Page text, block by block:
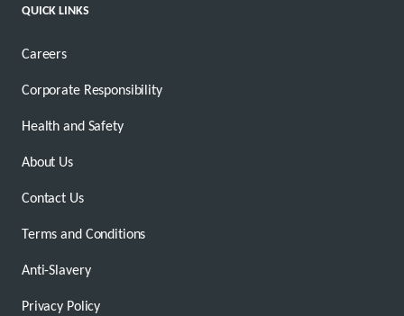
QUICK LINKS
Careers
Corporate Responsibility
Health and Safety
About Us
Contact Us
Terms and Conditions
Anti-Slavery
Privacy Policy